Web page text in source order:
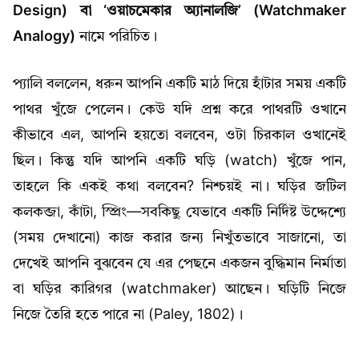
Design) বা ‘ওয়াচমেকার অ্যানালজি’ (Watchmaker
Analogy) নামে পরিচিত।
প্যালি বললেন, ধরুন আপনি একটি মাঠ দিয়ে হাঁটার সময় একটি
পাথর খুঁজে পেলেন। কেউ যদি প্রশ্ন করে পাথরটি ওখানে
কীভাবে এল, আপনি হয়তো বলবেন, ওটা চিরকাল ওখানেই
ছিল। কিন্তু যদি আপনি একটি ঘড়ি (watch) খুঁজে পান,
তাহলে কি একই কথা বলবেন? নিশ্চয়ই না। ঘড়ির জটিল
কলকব্জা, কাঁটা, স্প্রিং—সবকিছু যেভাবে একটি নির্দিষ্ট উদ্দেশ্যে
(সময় দেখানো) কাজ করার জন্য নিখুঁতভাবে সাজানো, তা
দেখেই আপনি বুঝবেন যে এর পেছনে একজন বুদ্ধিমান নির্মাতা
বা ঘড়ির কারিগর (watchmaker) আছেন। ঘড়িটি নিজে
নিজে তৈরি হতে পারে না (Paley, 1802)।